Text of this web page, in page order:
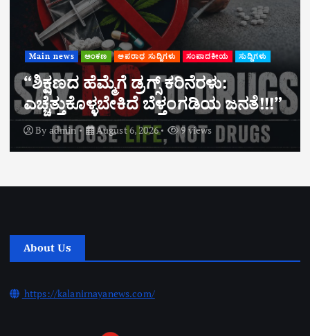
Main news ಅಂಕಣ ಅಪರಾಧ ಸುದ್ದಿಗಳು ಸಂಪಾದಕೀಯ ಸುದ್ದಿಗಳು
“ಶಿಕ್ಷಣದ ಹೆಮ್ಮೆಗೆ ಡ್ರಗ್ಸ್ ಕರಿನೆರಳು:
ಎಚ್ಚೆತ್ತುಕೊಳ್ಳಬೇಕಿದೆ ಬೆಳ್ತಂಗಡಿಯ ಜನತೆ!!!”
By admin August 6, 2026 9 views
About Us
https://kalanirnayanews.com/